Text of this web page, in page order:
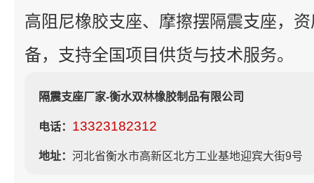
高阻尼橡胶支座、摩擦摆隔震支座，
备，支持全国项目供货与技术服务。
隔震支座厂家-衡水双林橡胶制品有限公司
电话： 13323182312
地址： 河北省衡水市高新区北方工业基地迎宾大街9号